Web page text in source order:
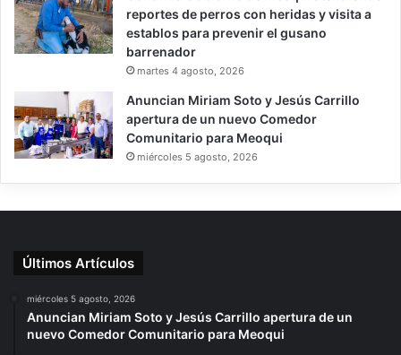
reportes de perros con heridas y visita a
establos para prevenir el gusano
barrenador
martes 4 agosto, 2026
Anuncian Miriam Soto y Jesús Carrillo
apertura de un nuevo Comedor
Comunitario para Meoqui
miércoles 5 agosto, 2026
Últimos Artículos
miércoles 5 agosto, 2026
Anuncian Miriam Soto y Jesús Carrillo apertura de un
nuevo Comedor Comunitario para Meoqui